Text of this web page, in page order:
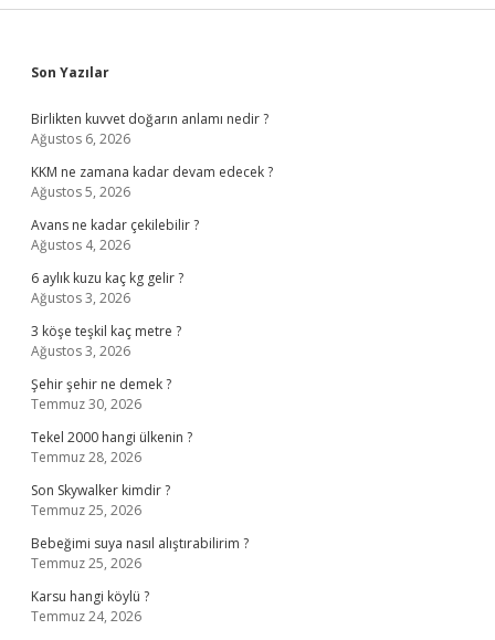
Sidebar
Son Yazılar
Birlikten kuvvet doğarın anlamı nedir ?
Ağustos 6, 2026
KKM ne zamana kadar devam edecek ?
Ağustos 5, 2026
Avans ne kadar çekilebilir ?
Ağustos 4, 2026
6 aylık kuzu kaç kg gelir ?
Ağustos 3, 2026
3 köşe teşkil kaç metre ?
Ağustos 3, 2026
Şehir şehir ne demek ?
Temmuz 30, 2026
Tekel 2000 hangi ülkenin ?
Temmuz 28, 2026
Son Skywalker kimdir ?
Temmuz 25, 2026
Bebeğimi suya nasıl alıştırabilirim ?
Temmuz 25, 2026
Karsu hangi köylü ?
Temmuz 24, 2026